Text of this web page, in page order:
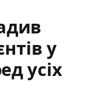
у
усіх